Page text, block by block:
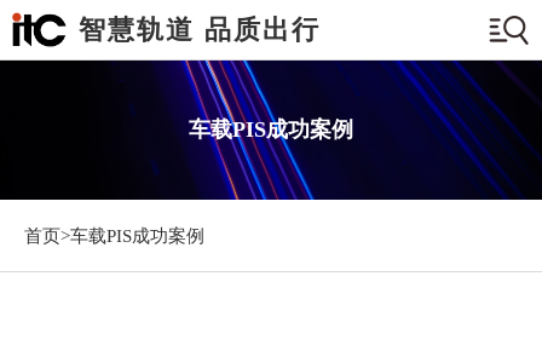
智慧轨道 品质出行
车载PIS成功案例
首页>车载PIS成功案例